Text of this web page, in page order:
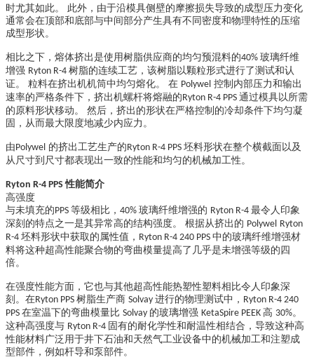
时尤其如此。 此外，由于沿模具侧壁的摩擦损失导致的成型压力变化
通常会在顶部和底部与中间部分产生具有不同密度和物理特性的压缩
成型形状。
相比之下，熔体挤出是使用树脂供应商的均匀预混料的40% 玻璃纤维
增强 Ryton R-4 树脂的连续工艺，该树脂以颗粒形式进行了测试和认
证。 粒料在挤出机机筒中均匀熔化。 在 Polywel 控制内部压力和输出
速率的严格条件下，挤出机螺杆将熔融的Ryton R-4 PPS 通过模具以所需
的原料形状移动。 然后，挤出的形状在严格控制的冷却条件下均匀凝
固，从而最大限度地减少内应力。
由Polywel 的挤出工艺生产的Ryton R-4 PPS 坯料形状在整个横截面以及
从尺寸到尺寸都表现出一致的性能和均匀的机械加工性。
Ryton R-4 PPS性能简介
高强度
与未填充的PPS 等级相比， 40% 玻璃纤维增强的 Ryton R-4 最令人印象
深刻的特点之一是其异常高的结构强度。 根据从挤出的 Polywel Ryton
R-4 坯料形状中获取的属性值， Ryton R-4 240 PPS 中的玻璃纤维增强材
料将这种超高性能聚合物的弯曲模量提高了几乎是未增强等级的四
倍。
在强度性能方面，它也与其他超高性能热塑性塑料相比令人印象深
刻。在Ryton PPS 树脂生产商 Solvay 进行的物理测试中， Ryton R-4 240
PPS 在室温下的弯曲模量比 Solvay 的玻璃增强 KetaSpire PEEK 高 30%。
这种高强度与 Ryton R-4 固有的耐化学性和耐温性相结合，导致这种高
性能材料广泛用于井下石油和天然气工业设备中的机械加工和注塑成
型部件，例如杆导和泵部件。